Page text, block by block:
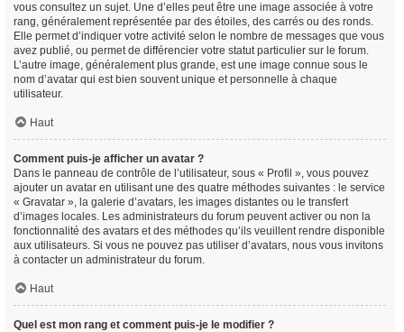
vous consultez un sujet. Une d’elles peut être une image associée à votre
rang, généralement représentée par des étoiles, des carrés ou des ronds.
Elle permet d’indiquer votre activité selon le nombre de messages que vous
avez publié, ou permet de différencier votre statut particulier sur le forum.
L’autre image, généralement plus grande, est une image connue sous le
nom d’avatar qui est bien souvent unique et personnelle à chaque
utilisateur.
Haut
Comment puis-je afficher un avatar ?
Dans le panneau de contrôle de l’utilisateur, sous « Profil », vous pouvez
ajouter un avatar en utilisant une des quatre méthodes suivantes : le service
« Gravatar », la galerie d’avatars, les images distantes ou le transfert
d’images locales. Les administrateurs du forum peuvent activer ou non la
fonctionnalité des avatars et des méthodes qu’ils veuillent rendre disponible
aux utilisateurs. Si vous ne pouvez pas utiliser d’avatars, nous vous invitons
à contacter un administrateur du forum.
Haut
Quel est mon rang et comment puis-je le modifier ?